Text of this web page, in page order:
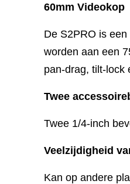
60mm Videokop
De S2PRO is een
worden aan een
pan-drag, tilt-lock
Twee
Twee 1/4-inch
Veelzijdigheid
Kan op andere